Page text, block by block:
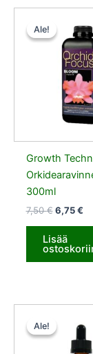
Ale!
Ale!
Growth
300ml
7,50€
hinta
oli:
7,50 €.
6,75€
Lisää
Ale!
Ale!
oli:
8,50 €.